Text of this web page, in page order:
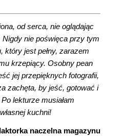
od serca, nie oglądając
nie poświęca przy tym
który jest pełny, zarazem
krzepiący. Osobny pean
jej przepięknych fotografii,
zachęta, by jeść, gotować i
lekturze musiałam
kuchni!
naczelna magazynu